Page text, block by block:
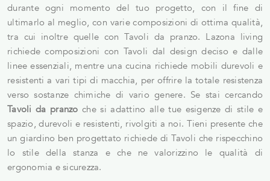
durante ogni momento del tuo progetto, con il fine di
ultimarlo al meglio, con varie composizioni di ottima qualità,
tra cui inoltre quelle con Tavoli da pranzo. Lazona living
richiede composizioni con Tavoli dal design deciso e dalle
linee essenziali, mentre una cucina richiede mobili durevoli e
resistenti a vari tipi di macchia, per offrire la totale resistenza
verso sostanze chimiche di vario genere. Se stai cercando
Tavoli da pranzo che si adattino alle tue esigenze di stile e
spazio, durevoli e resistenti, rivolgiti a noi. Tieni presente che
un giardino ben progettato richiede di Tavoli che rispecchino
lo stile della stanza e che ne valorizzino le qualità di
ergonomia e sicurezza.